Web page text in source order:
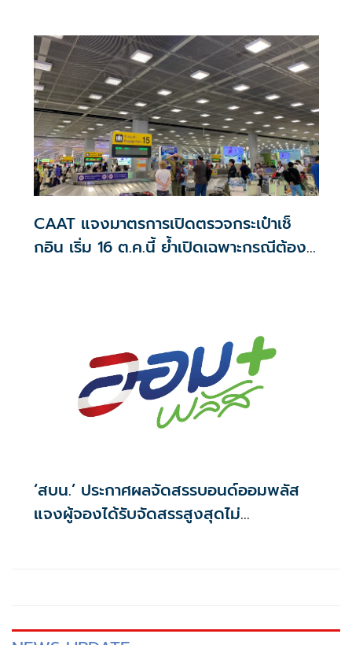
CAAT แจงมาตรการเปิดตรวจกระเป๋าเช็
กอิน เริ่ม 16 ต.ค.นี้ ย้ำเปิดเฉพาะกรณีต้อง
‘สบน.’ ประกาศผลจัดสรรบอนด์ออมพลัส
แจงผู้จองได้รับจัดสรรสูงสุดไม่